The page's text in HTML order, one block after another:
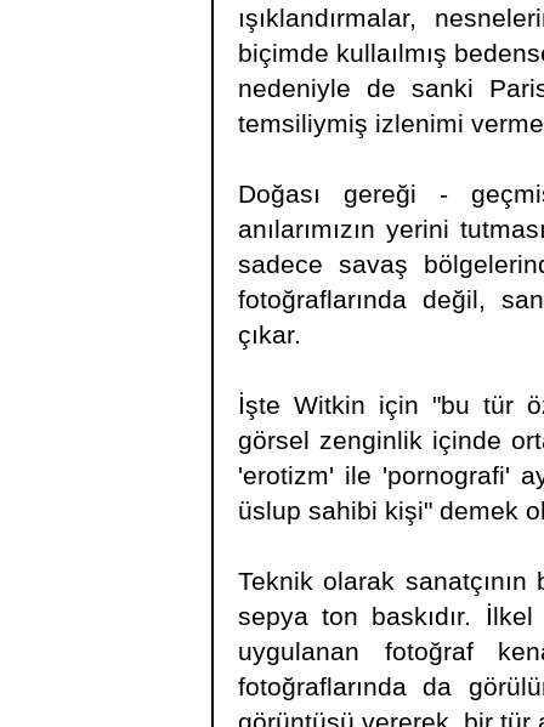
ışıklandırmalar,
biçimde kullaılmış
nedeniyle de sanki
temsiliymiş izlenimi
Doğası gereği -
anılarımızın yerini
sadece savaş
fotoğraflarında değil,
çıkar.
İşte Witkin için "bu tür
görsel zenginlik içinde
'erotizm' ile 'pornografi'
üslup sahibi kişi" demek
Teknik olarak
sepya ton baskıdır.
uygulanan fotoğraf
fotoğraflarında da